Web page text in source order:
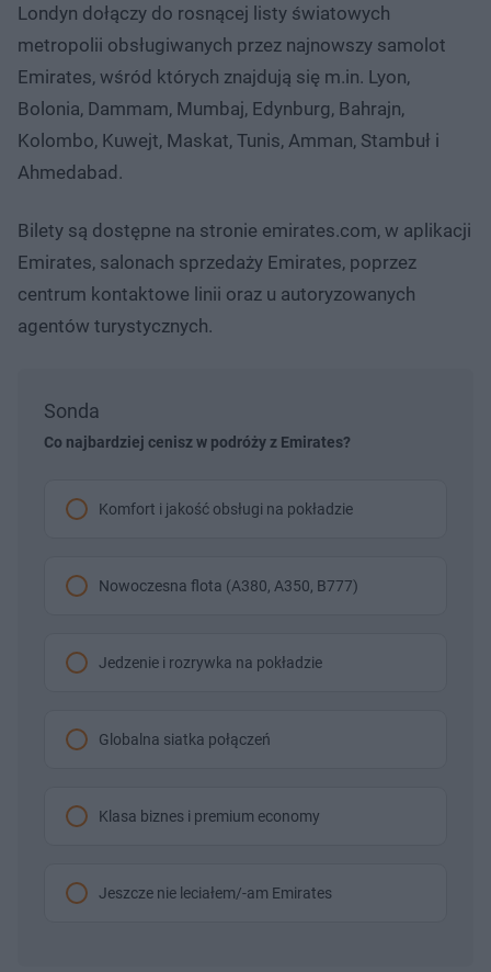
Londyn dołączy do rosnącej listy światowych
metropolii obsługiwanych przez najnowszy samolot
Emirates, wśród których znajdują się m.in. Lyon,
Bolonia, Dammam, Mumbaj, Edynburg, Bahrajn,
Kolombo, Kuwejt, Maskat, Tunis, Amman, Stambuł i
Ahmedabad.
Bilety są dostępne na stronie emirates.com, w aplikacji
Emirates, salonach sprzedaży Emirates, poprzez
centrum kontaktowe linii oraz u autoryzowanych
agentów turystycznych.
Sonda
Co najbardziej cenisz w podróży z Emirates?
Komfort i jakość obsługi na pokładzie
Nowoczesna flota (A380, A350, B777)
Jedzenie i rozrywka na pokładzie
Globalna siatka połączeń
Klasa biznes i premium economy
Jeszcze nie leciałem/-am Emirates